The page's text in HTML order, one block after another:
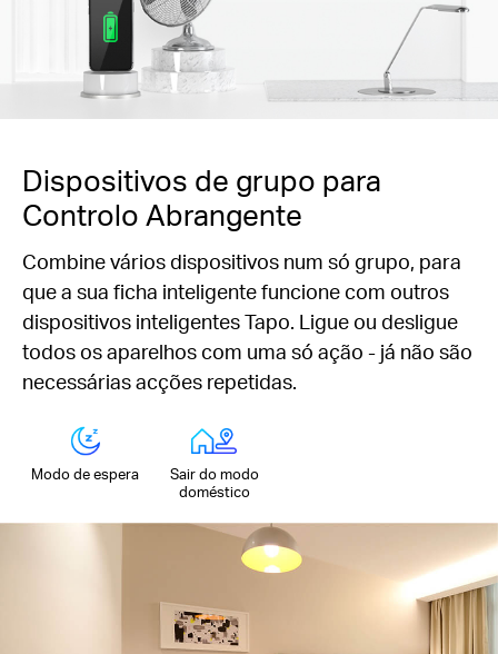
Dispositivos de grupo para
Controlo Abrangente
Combine vários dispositivos num só grupo, para
que a sua ficha inteligente funcione com outros
dispositivos inteligentes Tapo. Ligue ou desligue
todos os aparelhos com uma só ação - já não são
necessárias acções repetidas.
Modo de espera
Sair do modo
doméstico